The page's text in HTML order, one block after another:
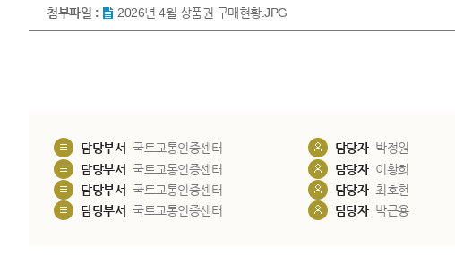
첨부파일 : 2026년 4월 상품권 구매현황.JPG
담당부서 국토교통인증센터 담당자 박정원
담당부서 국토교통인증센터 담당자 이황희
담당부서 국토교통인증센터 담당자 최호현
담당부서 국토교통인증센터 담당자 박근용